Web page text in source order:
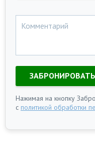
Нажимая на кнопку
с политикой обработки